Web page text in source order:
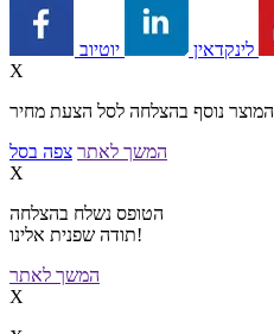
לינקדאין
X
המוצר נוסף בהצלחה לסל הצעת מחיר
המשך לאתר צפה בסל
X
הטופס נשלח בהצלחה
תודה שפנית אלינו!
המשך לאתר
X